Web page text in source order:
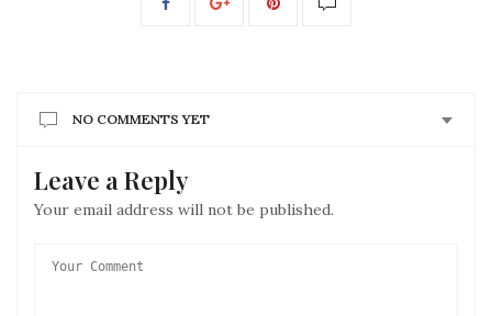
NO COMMENTS YET
Leave a Reply
Your email address will not be published.